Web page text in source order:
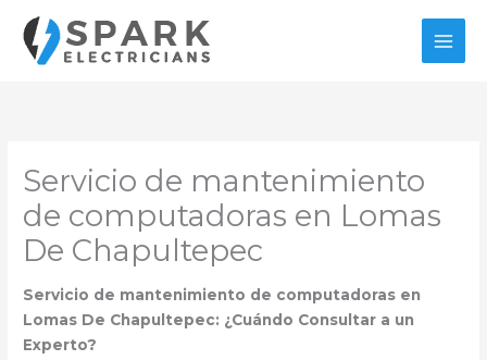
contenido
Servicio de mantenimiento
de computadoras en Lomas
De Chapultepec
Servicio de mantenimiento de computadoras en
Lomas De Chapultepec: ¿Cuándo Consultar a un
Experto?